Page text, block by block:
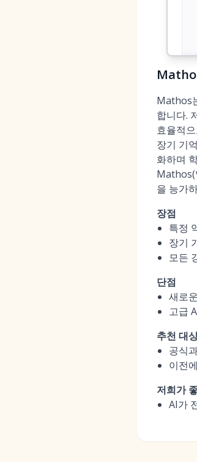
Mathos
합니다.
효율적
장기 기
화하며
Mathos(
을 능가
장점
특정
장기
모든
단점
새로
고급
추천 대
공식
이전
저희가
AI가